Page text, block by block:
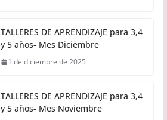
TALLERES DE APRENDIZAJE para 3,4
y 5 años- Mes Diciembre
1 de diciembre de 2025
TALLERES DE APRENDIZAJE para 3,4
y 5 años- Mes Noviembre